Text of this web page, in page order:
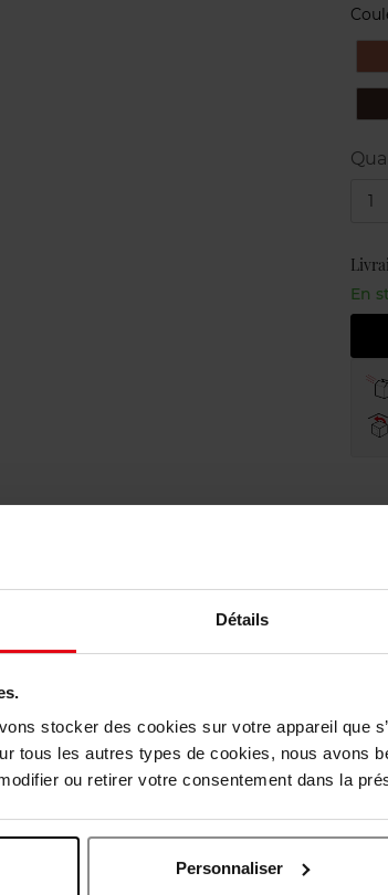
Détails
stocker des cookies sur votre appareil que
tous les autres types de cookies, nous avons
ou retirer votre consentement dans la
Personnaliser
1
En
des clients